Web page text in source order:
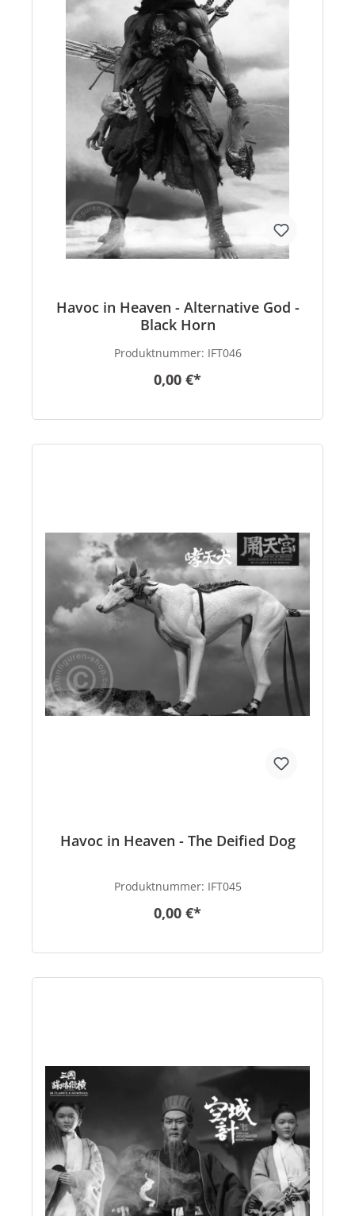
Havoc in Heaven - Alternative God -
Black Horn
Produktnummer: IFT046
0,00 €*
Havoc in Heaven - The Deified Dog
Produktnummer: IFT045
0,00 €*